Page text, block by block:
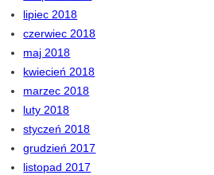
lipiec 2018
czerwiec 2018
maj 2018
kwiecień 2018
marzec 2018
luty 2018
styczeń 2018
grudzień 2017
listopad 2017